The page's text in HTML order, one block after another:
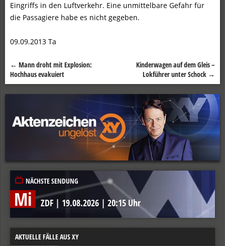
Eingriffs in den Luftverkehr. Eine unmittelbare Gefahr für
die Passagiere habe es nicht gegeben.
09.09.2013 Ta
Beitragsnavigation
← Mann droht mit Explosion:
Hochhaus evakuiert
Kinderwagen auf dem Gleis –
Lokführer unter Schock →
NÄCHSTE SENDUNG
Mi ZDF | 19.08.2026 | 20:15 Uhr
AKTUELLE FÄLLE AUS XY